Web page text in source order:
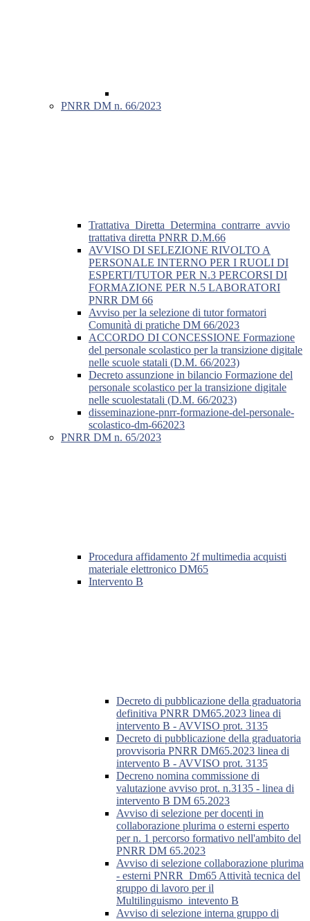
PNRR DM n. 66/2023
Trattativa_Diretta_Determina_contrarre_avvio
trattativa diretta PNRR D.M.66
AVVISO DI SELEZIONE RIVOLTO A
PERSONALE INTERNO PER I RUOLI DI
ESPERTI/TUTOR PER N.3 PERCORSI DI
FORMAZIONE PER N.5 LABORATORI
PNRR DM 66
Avviso per la selezione di tutor formatori
Comunità di pratiche DM 66/2023
ACCORDO DI CONCESSIONE Formazione
del personale scolastico per la transizione digitale
nelle scuole statali (D.M. 66/2023)
Decreto assunzione in bilancio Formazione del
personale scolastico per la transizione digitale
nelle scuolestatali (D.M. 66/2023)
disseminazione-pnrr-formazione-del-personale-
scolastico-dm-662023
PNRR DM n. 65/2023
Procedura affidamento 2f multimedia acquisti
materiale elettronico DM65
Intervento B
Decreto di pubblicazione della graduatoria
definitiva PNRR DM65.2023 linea di
intervento B - AVVISO prot. 3135
Decreto di pubblicazione della graduatoria
provvisoria PNRR DM65.2023 linea di
intervento B - AVVISO prot. 3135
Decreno nomina commissione di
valutazione avviso prot. n.3135 - linea di
intervento B DM 65.2023
Avviso di selezione per docenti in
collaborazione plurima o esterni esperto
per n. 1 percorso formativo nell'ambito del
PNRR DM 65.2023
Avviso di selezione collaborazione plurima
- esterni PNRR_Dm65 Attività tecnica del
gruppo di lavoro per il
Multilinguismo_intevento B
Avviso di selezione interna gruppo di